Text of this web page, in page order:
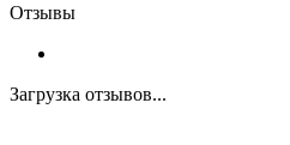
Отзывы
Загрузка отзывов...